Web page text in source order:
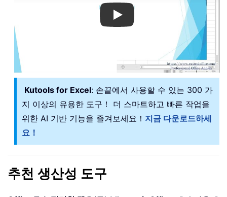
Play
Kutools for Excel: 손끝에서 사용할 수 있는 300 가
지 이상의 유용한 도구！ 더 스마트하고 빠른 작업을
위한 AI 기반 기능을 즐겨보세요！ 지금 다운로드하세
요！
추천 생산성 도구